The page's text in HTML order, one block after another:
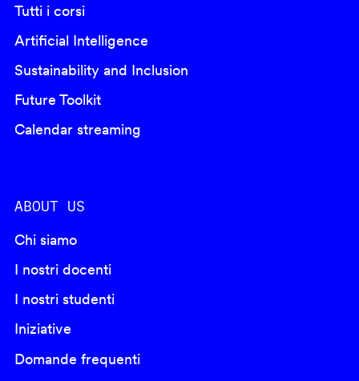
Tutti i corsi
Artificial Intelligence
Sustainability and Inclusion
Future Toolkit
Calendar streaming
ABOUT US
Chi siamo
I nostri docenti
I nostri studenti
Iniziative
Domande frequenti